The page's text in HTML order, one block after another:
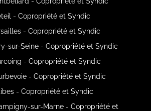
- Copropriété et Syndic
- Copropriété et Syndic
sur-Seine - Copropriété et Syndic
- Copropriété et Syndic
- Copropriété et Syndic
- Copropriété et Syndic
sur-Marne - Copropriété et